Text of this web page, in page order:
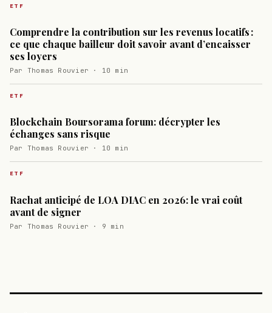
ETF
Comprendre la contribution sur les revenus locatifs :
ce que chaque bailleur doit savoir avant d’encaisser
ses loyers
Par Thomas Rouvier · 10 min
ETF
Blockchain Boursorama forum: décrypter les
échanges sans risque
Par Thomas Rouvier · 10 min
ETF
Rachat anticipé de LOA DIAC en 2026: le vrai coût
avant de signer
Par Thomas Rouvier · 9 min